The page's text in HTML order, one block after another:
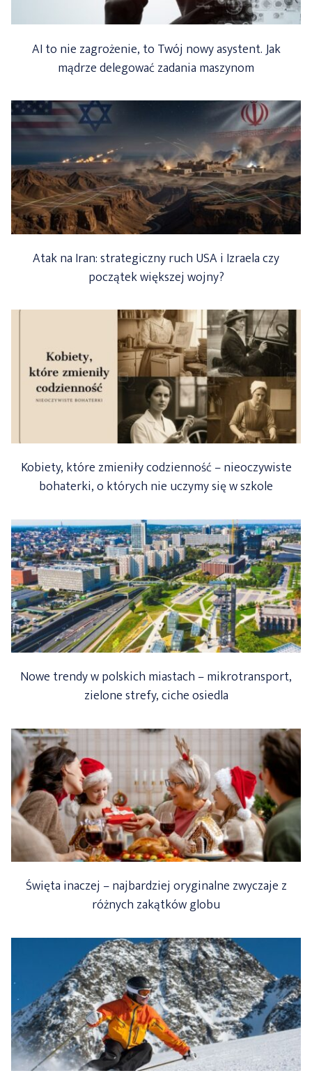
AI to nie zagrożenie, to Twój nowy asystent. Jak
mądrze delegować zadania maszynom
Atak na Iran: strategiczny ruch USA i Izraela czy
początek większej wojny?
Kobiety, które zmieniły codzienność – nieoczywiste
bohaterki, o których nie uczymy się w szkole
Nowe trendy w polskich miastach – mikrotransport,
zielone strefy, ciche osiedla
Święta inaczej – najbardziej oryginalne zwyczaje z
różnych zakątków globu